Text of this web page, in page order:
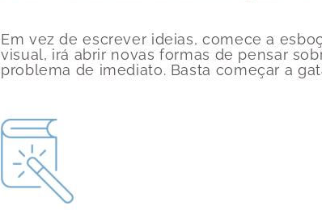
Em vez de escrever ideias, comece a
visual, irá abrir novas formas de pensar
problema de imediato. Basta começar a